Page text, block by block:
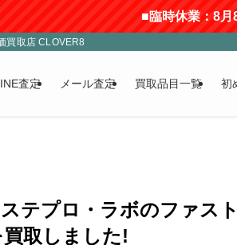
■臨時休業：8月8日(土) ■
買取店 CLOVER8
査定 メール査定 買取品目一覧 初
ステプロ・ラボのファ
取しました!